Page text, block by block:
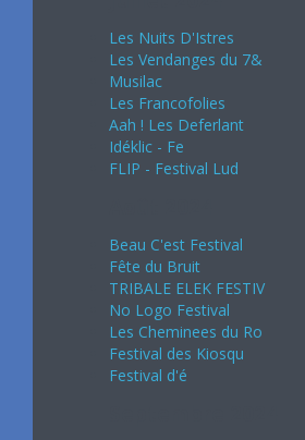
Les Nuits D'Istres
Les Vendanges du 7&
Musilac
Les Francofolies
Aah ! Les Deferlant
Idéklic - Fe
FLIP - Festival Lud
Beau C'est Festival
Fête du Bruit
TRIBALE ELEK FESTIV
No Logo Festival
Les Cheminees du Ro
Festival des Kiosqu
Festival d'é